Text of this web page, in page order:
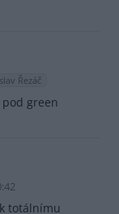
Řezáč
green
totálnímu